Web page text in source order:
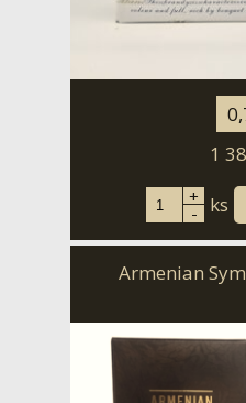
1
+
- ks
Armenian